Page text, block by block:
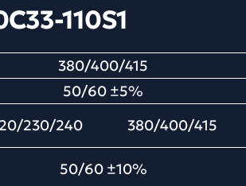
110S1
380/400/415
50/60 ±5%
230/240 380/400/415
50/60 ±10%